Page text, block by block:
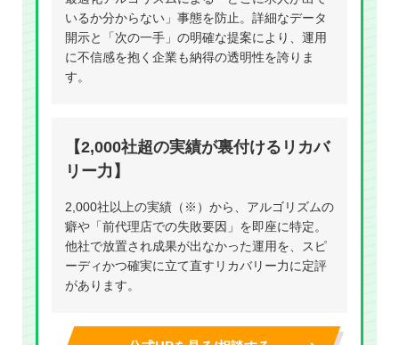
いるか分からない」事態を防止。詳細なデータ
開示と「次の一手」の明確な提案により、運用
に不信感を抱く企業も納得の透明性を誇りま
す。
【2,000社超の実績が裏付けるリカバ
リー力】
2,000社以上の実績（※）から、アルゴリズムの
癖や「前代理店での失敗要因」を即座に特定。
他社で放置され成果が出なかった運用を、スピ
ーディかつ確実に立て直すリカバリー力に定評
があります。